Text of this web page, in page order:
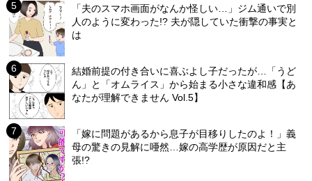
「夫のスマホ画面がなんか怪しい…」ジム通いで別
人のように変わった!? 夫が隠していた衝撃の事実と
は
結婚前提の付き合いに喜ぶよし子だったが…「うど
ん」と「オムライス」から始まる小さな違和感【あ
なたが理解できません Vol.5】
「嫁に問題があるから息子が目移りしたのよ！」義
母の驚きの見解に唖然…嫁の高学歴が原因だと主
張!?